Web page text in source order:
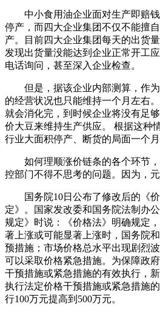
中小食用油企业面对生产即赔钱
停产，而四大企业集团不仅不能擅
产。目前四大企业集团每天的出货
发现出货量没能达到企业正常开工
电话询问，甚至深入企业检查。
但是，据该企业内部测算，作为
的经营状况也只能维持一个月左右
就会消化完，到时候企业将没有足
价大豆来维持生产供应。 根据这种
行业大面积停产、断货的局面一个月
如何理顺涨价链条的各个环节，
控部门不得不思考的问题。因为，
国务院10日公布了修改后的《价
定》。国家发改委和国务院法制办
规定》时说：《价格法》明确规定
著上涨或可能显著上涨时，国务院
预措施；市场价格总水平出现剧烈
可以采取价格紧急措施。为保障政
干预措施或紧急措施的有效执行，
执行法定价格干预措施或紧急措施
行100万元提高到500万元。